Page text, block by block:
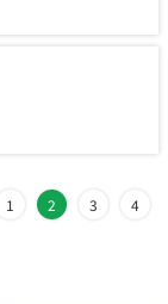
1 2 3 4